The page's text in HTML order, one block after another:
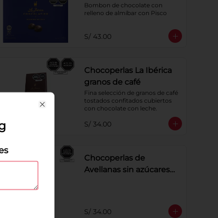
Bombon de chocolate con
relleno de almíbar con Pisco
S/ 43.00
Chocoperlas La Ibérica
granos de café
Fina selección de granos de café
tostados confitados cubiertos
con chocolate con leche.
S/ 34.00
Chocoperlas de
Avellanas sin azúcares
S/ 34.00